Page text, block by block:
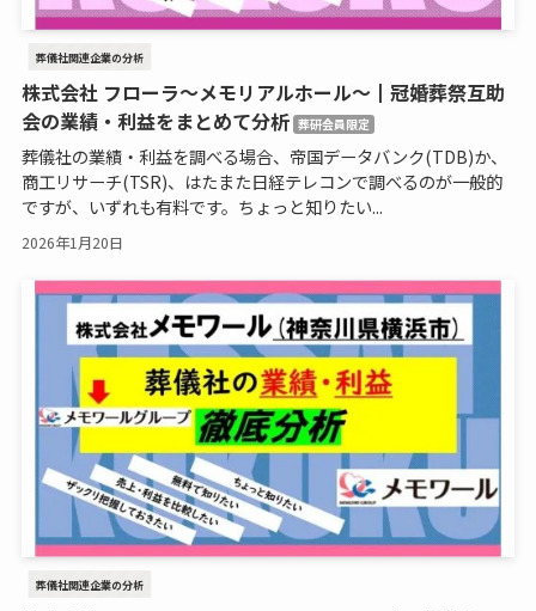
葬儀社関連企業の分析
株式会社 フローラ～メモリアルホール～┃冠婚葬祭互助
会の業績・利益をまとめて分析 葬研会員限定
葬儀社の業績・利益を調べる場合、帝国データバンク(TDB)か、
商工リサーチ(TSR)、はたまた日経テレコンで調べるのが一般的
ですが、いずれも有料です。ちょっと知りたい...
2026年1月20日
葬儀社関連企業の分析